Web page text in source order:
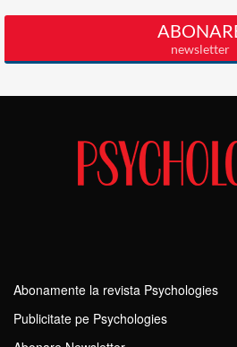
Abonamente la revista Psychologies
Publicitate pe Psychologies